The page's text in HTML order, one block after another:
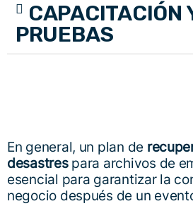
CAPACITACIÓN
PRUEBAS
En general, un plan de
desastrespara archivos de
esencial para garantizar la
negocio después de un